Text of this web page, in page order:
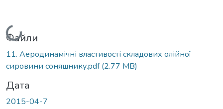
Вантажиться...
Файли
11. Аеродинамічні властивості складових олійної
сировини соняшнику.pdf(2.77 MB)
Дата
2015-04-7